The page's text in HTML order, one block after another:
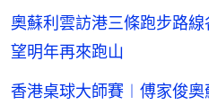
奧蘇利雲訪港三條跑步路
望明年再來跑山
香港桌球大師賽︱傅家俊